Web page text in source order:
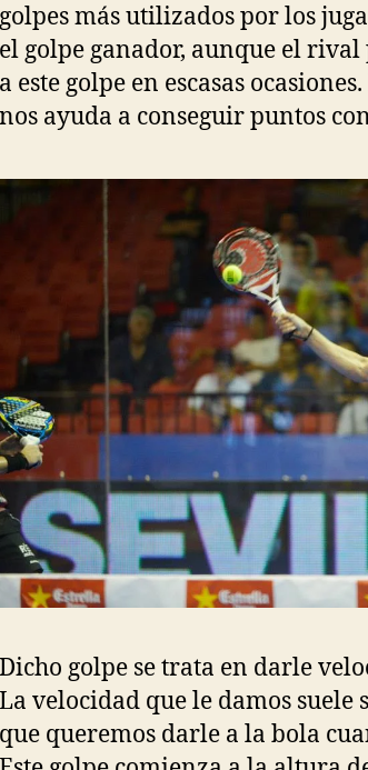
golpes más utilizados por los
el golpe ganador, aunque el
a este golpe en escasas
nos ayuda a conseguir puntos
Dicho golpe se trata en darle
La velocidad que le damos
que queremos darle a la bola